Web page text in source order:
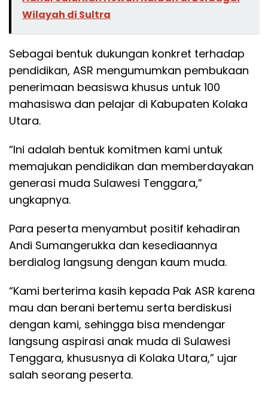
Wilayah di Sultra
Sebagai bentuk dukungan konkret terhadap
pendidikan, ASR mengumumkan pembukaan
penerimaan beasiswa khusus untuk 100
mahasiswa dan pelajar di Kabupaten Kolaka
Utara.
“Ini adalah bentuk komitmen kami untuk
memajukan pendidikan dan memberdayakan
generasi muda Sulawesi Tenggara,”
ungkapnya.
Para peserta menyambut positif kehadiran
Andi Sumangerukka dan kesediaannya
berdialog langsung dengan kaum muda.
“Kami berterima kasih kepada Pak ASR karena
mau dan berani bertemu serta berdiskusi
dengan kami, sehingga bisa mendengar
langsung aspirasi anak muda di Sulawesi
Tenggara, khususnya di Kolaka Utara,” ujar
salah seorang peserta.